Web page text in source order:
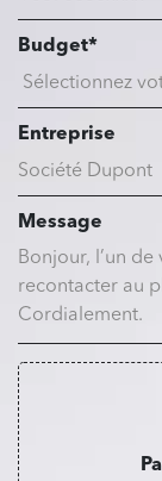
Budget*
Entreprise
Message